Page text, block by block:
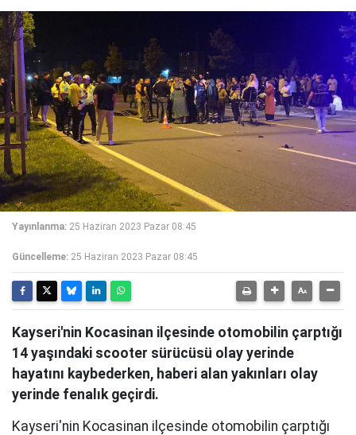
Yayınlanma: 25 Haziran 2023 Pazar 08:45
Güncelleme: 25 Haziran 2023 Pazar 08:45
Kayseri'nin Kocasinan ilçesinde otomobilin çarptığı
14 yaşındaki scooter sürücüsü olay yerinde
hayatını kaybederken, haberi alan yakınları olay
yerinde fenalık geçirdi.
Kayseri'nin Kocasinan ilçesinde otomobilin çarptığı